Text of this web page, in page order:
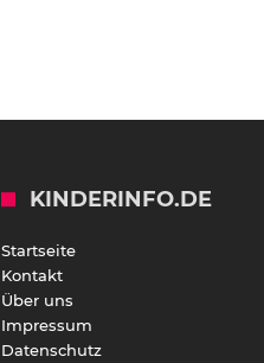
KINDERINFO.DE
Startseite
Kontakt
Über uns
Impressum
Datenschutz